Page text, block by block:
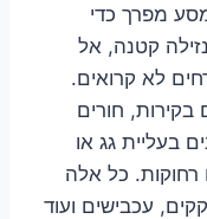
מפרך כדי
קטנה, אל
לא קרואים.
בקירות, חורים
בעליית גג או
רחוקות. כל אלה
עכבישים ועוד